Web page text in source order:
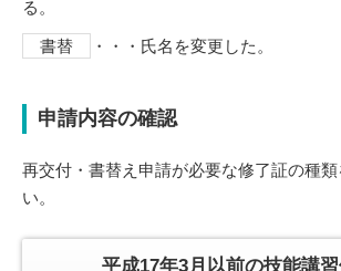
る。
書替 ・・・氏名を変更した。
申請内容の確認
再交付・書替え申請が必要な修了証の種
い。
平成17年3月以前の技能講